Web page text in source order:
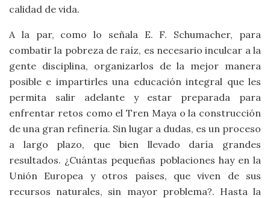
calidad de vida.
A la par, como lo señala E. F. Schumacher, para
combatir la pobreza de raíz, es necesario inculcar a la
gente disciplina, organizarlos de la mejor manera
posible e impartirles una educación integral que les
permita salir adelante y estar preparada para
enfrentar retos como el Tren Maya o la construcción
de una gran refinería. Sin lugar a dudas, es un proceso
a largo plazo, que bien llevado daría grandes
resultados. ¿Cuántas pequeñas poblaciones hay en la
Unión Europea y otros países, que viven de sus
recursos naturales, sin mayor problema?. Hasta la